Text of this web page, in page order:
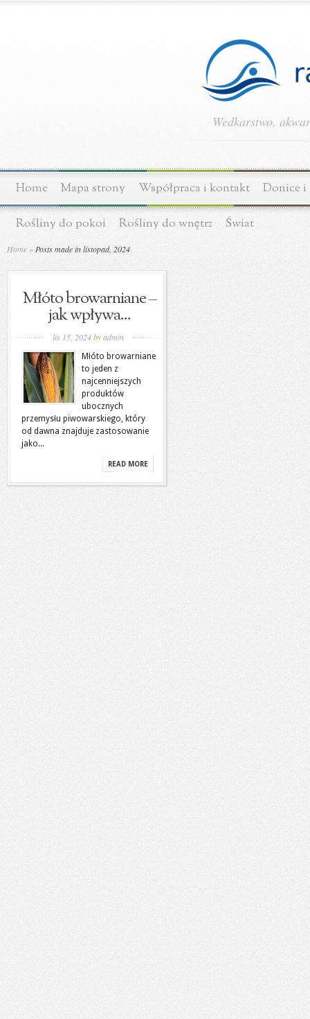
Wedkarstwo,
Home Mapa strony Współpraca i kontakt Donice i
Rośliny do pokoi Rośliny do wnętrz Świat
Home » Posts made in listopad, 2024
Młóto browarniane –
jak wpływa...
lis 15, 2024by admin
Młóto browarniane
to jeden z
najcenniejszych
produktów
ubocznych
przemysłu piwowarskiego, który
od dawna znajduje zastosowanie
jako...
READ MORE